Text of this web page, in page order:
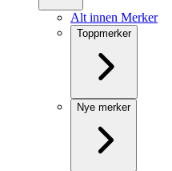
Alt innen Merker
Toppmerker
Nye merker